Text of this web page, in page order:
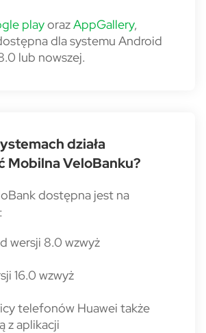
playorazAppGallery,
dla systemu Android
lub nowszej.
działa
Mobilna VeloBanku?
dostępna jest na
wersji 8.0 wzwyż
16.0 wzwyż
telefonów Huawei także
z aplikacji